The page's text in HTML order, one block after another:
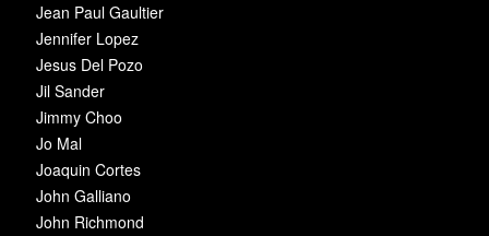
Jean Paul Gaultier
Jennifer Lopez
Jesus Del Pozo
Jil Sander
Jimmy Choo
Jo Mal
Joaquin Cortes
John Galliano
John Richmond